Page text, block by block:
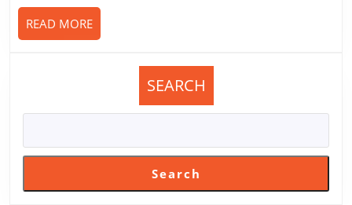
READ MOREREAD
MORE
SEARCH
Search